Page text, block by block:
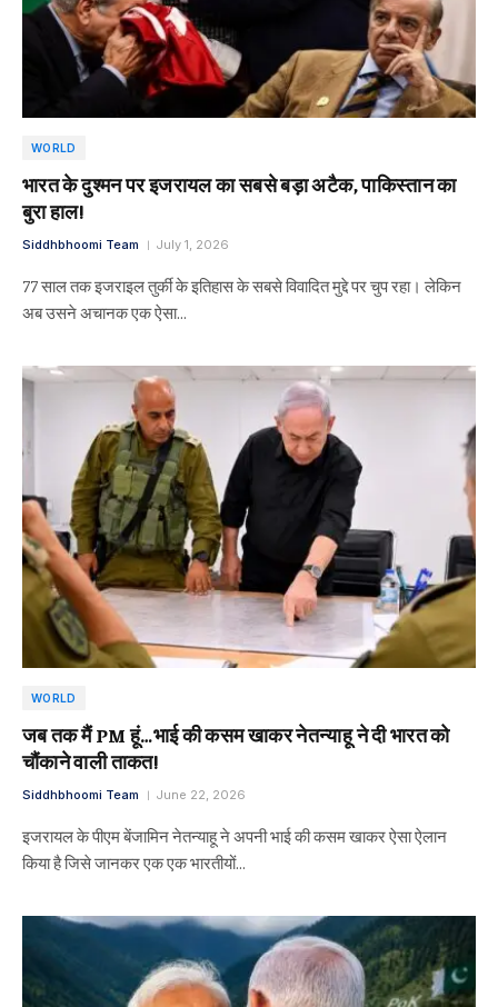
WORLD
भारत के दुश्मन पर इजरायल का सबसे बड़ा अटैक, पाकिस्तान का
बुरा हाल!
Siddhbhoomi Team July 1, 2026
77 साल तक इजराइल तुर्की के इतिहास के सबसे विवादित मुद्दे पर चुप रहा। लेकिन
अब उसने अचानक एक ऐसा…
WORLD
जब तक मैं PM हूं…भाई की कसम खाकर नेतन्याहू ने दी भारत को
चौंकाने वाली ताकत!
Siddhbhoomi Team June 22, 2026
इजरायल के पीएम बेंजामिन नेतन्याहू ने अपनी भाई की कसम खाकर ऐसा ऐलान
किया है जिसे जानकर एक एक भारतीयों…